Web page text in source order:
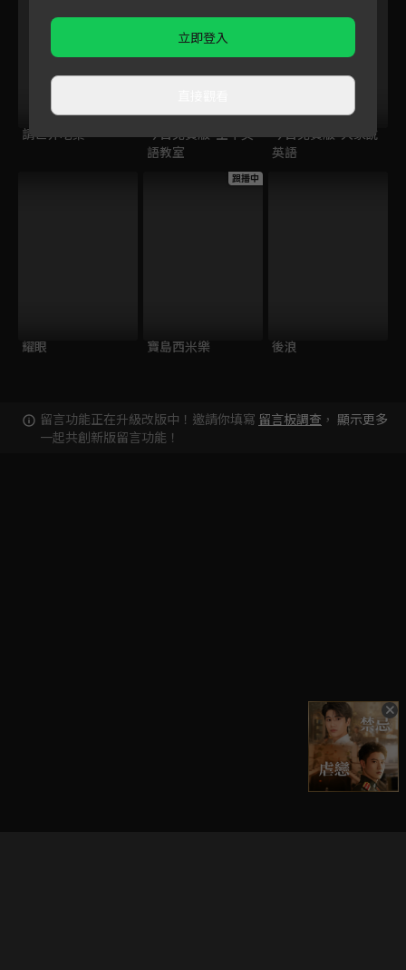
請世界吃桌
今日免費版-空中英
語教室
今日免費版-大家說
英語
耀眼
跟播中
寶島西米樂 後浪
留言功能正在升級改版中！邀請你填寫 留言板調查 ，
一起共創新版留言功能！
顯示更多
立即登入